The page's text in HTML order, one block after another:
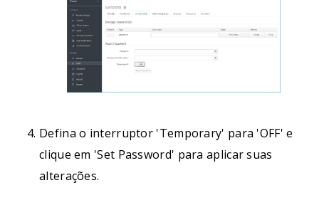
Defina o interruptor 'Temporary' para 'OFF' e
clique em 'Set Password' para aplicar suas
alterações.